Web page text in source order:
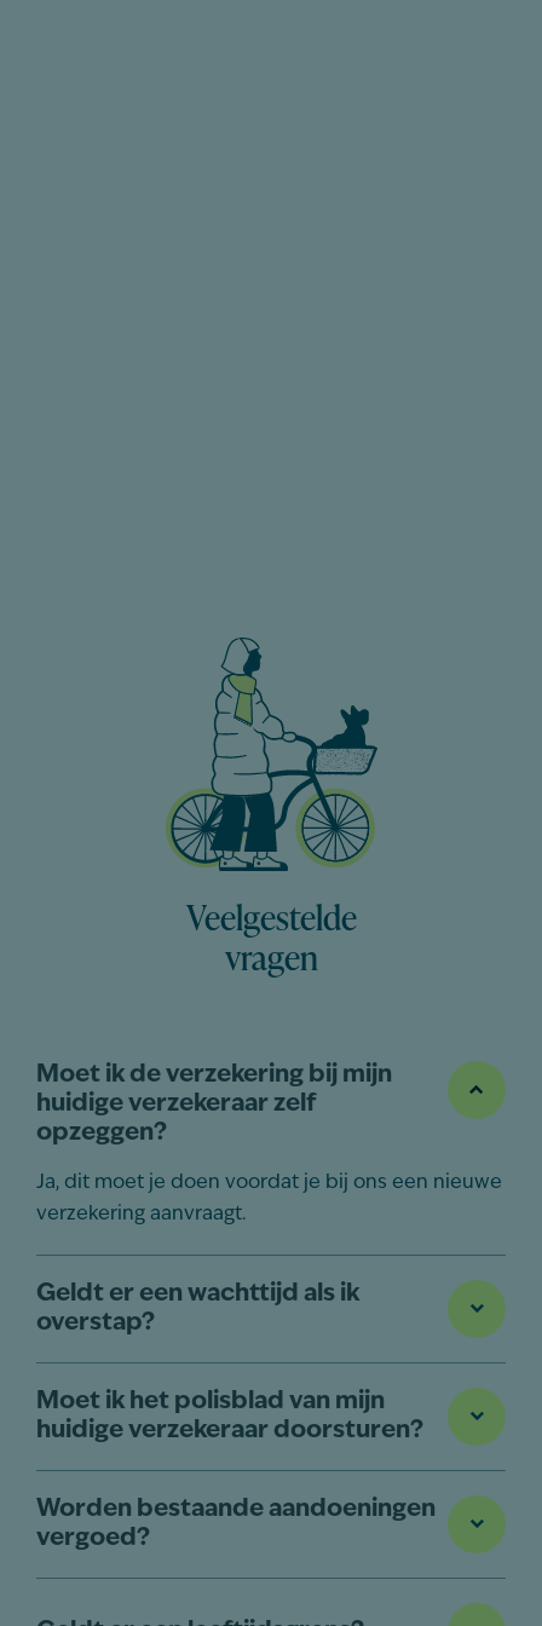
Veelgestelde
vragen
Moet ik de verzekering bij mijn
huidige verzekeraar zelf
opzeggen?
Ja, dit moet je doen voordat je bij ons een nieuwe
verzekering aanvraagt.
Geldt er een wachttijd als ik
overstap?
Moet ik het polisblad van mijn
huidige verzekeraar doorsturen?
Worden bestaande aandoeningen
vergoed?